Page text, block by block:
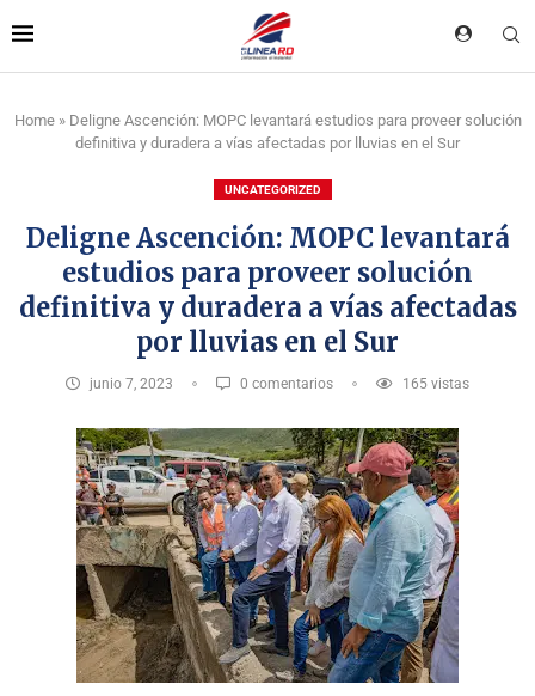
Home» Deligne Ascención: MOPC levantará estudios para proveer solución
definitiva y duradera a vías afectadas por lluvias en el Sur
UNCATEGORIZED
Deligne Ascención: MOPC levantará
estudios para proveer solución
definitiva y duradera a vías afectadas
por lluvias en el Sur
junio 7, 2023 0 comentarios 165 vistas